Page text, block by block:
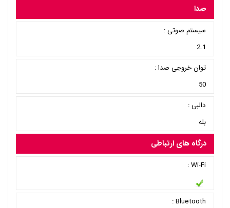
صدا
سیستم صوتی :
2.1
توان خروجی صدا :
50
دالبی :
بله
درگاه های ارتباطی
Wi-Fi :
Bluetooth :